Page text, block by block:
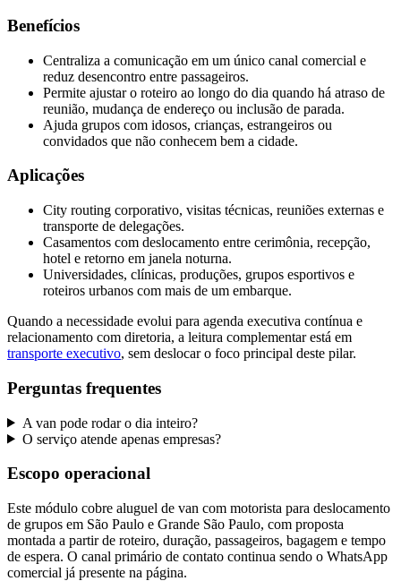
Benefícios
Centraliza a comunicação em um único canal comercial e
reduz desencontro entre passageiros.
Permite ajustar o roteiro ao longo do dia quando há atraso de
reunião, mudança de endereço ou inclusão de parada.
Ajuda grupos com idosos, crianças, estrangeiros ou
convidados que não conhecem bem a cidade.
Aplicações
City routing corporativo, visitas técnicas, reuniões externas e
transporte de delegações.
Casamentos com deslocamento entre cerimônia, recepção,
hotel e retorno em janela noturna.
Universidades, clínicas, produções, grupos esportivos e
roteiros urbanos com mais de um embarque.
Quando a necessidade evolui para agenda executiva contínua e
relacionamento com diretoria, a leitura complementar está em
transporte executivo, sem deslocar o foco principal deste pilar.
Perguntas frequentes
A van pode rodar o dia inteiro?
O serviço atende apenas empresas?
Escopo operacional
Este módulo cobre aluguel de van com motorista para deslocamento
de grupos em São Paulo e Grande São Paulo, com proposta
montada a partir de roteiro, duração, passageiros, bagagem e tempo
de espera. O canal primário de contato continua sendo o WhatsApp
comercial já presente na página.